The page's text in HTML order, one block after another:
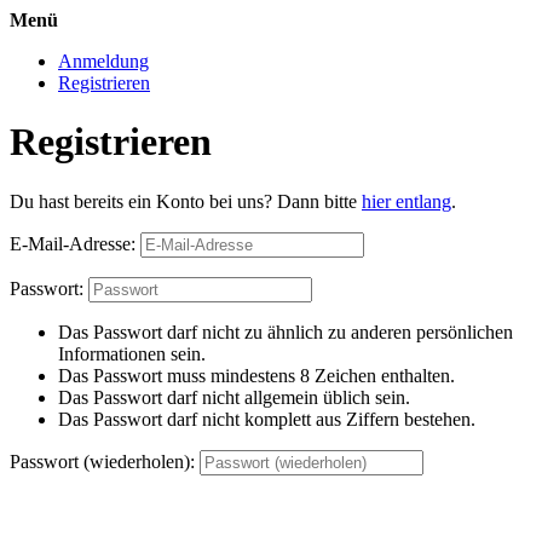
Menü
Anmeldung
Registrieren
Registrieren
Du hast bereits ein Konto bei uns? Dann bitte hier entlang.
E-Mail-Adresse:
Passwort:
Das Passwort darf nicht zu ähnlich zu anderen persönlichen
Informationen sein.
Das Passwort muss mindestens 8 Zeichen enthalten.
Das Passwort darf nicht allgemein üblich sein.
Das Passwort darf nicht komplett aus Ziffern bestehen.
Passwort (wiederholen):